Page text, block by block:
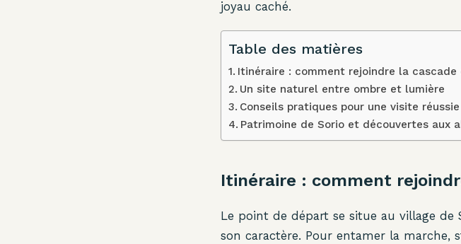
joyau caché.
Table des matières
Itinéraire : comment rejoindre la cascade
Un site naturel entre ombre et lumière
Conseils pratiques pour une visite réussie
Patrimoine de Sorio et découvertes aux
Itinéraire : comment
Le point de départ se situe au village
son caractère. Pour entamer la marche,